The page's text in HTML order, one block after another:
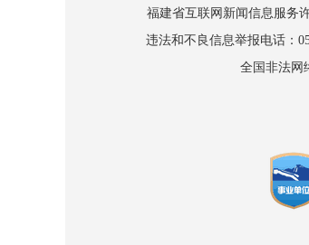
福建省互联网新闻信息服务
违法和不良信息举报电话：
全国非法网